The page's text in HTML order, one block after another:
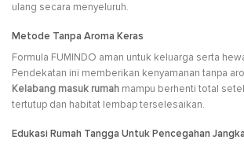
ulang secara menyeluruh.
Metode Tanpa Aroma Keras
Formula FUMINDO aman untuk keluarga serta
Pendekatan ini memberikan kenyamanan tanpa
Kelabang masuk rumah mampu berhenti total
tertutup dan habitat lembap terselesaikan.
Edukasi Rumah Tangga Untuk Pencegahan